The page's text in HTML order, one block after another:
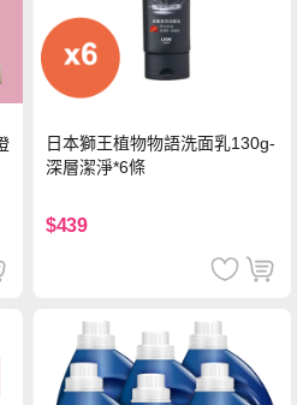
日本獅王植物物語洗面乳130g-
深層潔淨*6條
$439